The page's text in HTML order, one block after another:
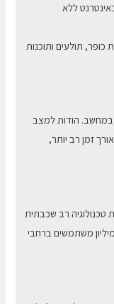
ללא
כופר, תולעים ותוכנות
במחשב. הודות למצב
זמן רב יותר,
טכנולוגיה רב שכבתית
מוכחת של ESET שזכתה לאמון של למעלה מ-110 מיליון משתמשים ברחבי